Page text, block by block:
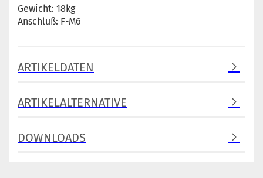
Gewicht: 18kg
Anschluß: F-M6
ARTIKELDATEN
ARTIKELALTERNATIVE
DOWNLOADS